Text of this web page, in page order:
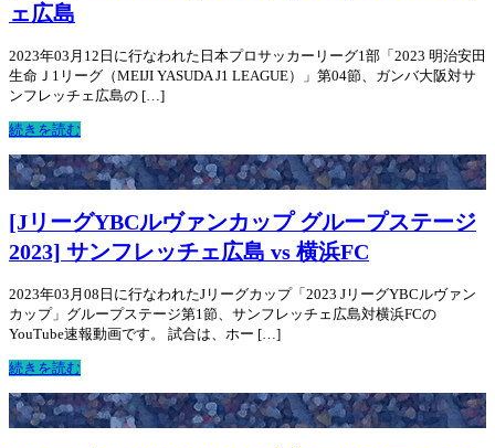
ェ広島
2023年03月12日に行なわれた日本プロサッカーリーグ1部「2023 明治安田
生命Ｊ1リーグ（MEIJI YASUDA J1 LEAGUE）」第04節、ガンバ大阪対サ
ンフレッチェ広島の […]
続きを読む
[JリーグYBCルヴァンカップ グループステージ
2023] サンフレッチェ広島 vs 横浜FC
2023年03月08日に行なわれたJリーグカップ「2023 JリーグYBCルヴァン
カップ」グループステージ第1節、サンフレッチェ広島対横浜FCの
YouTube速報動画です。 試合は、ホー […]
続きを読む